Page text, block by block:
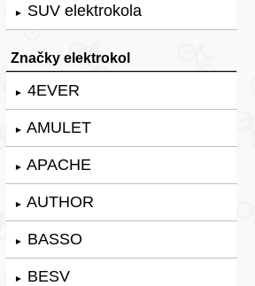
► SUV elektrokola
Značky elektrokol
► 4EVER
► AMULET
► APACHE
► AUTHOR
► BASSO
► BESV